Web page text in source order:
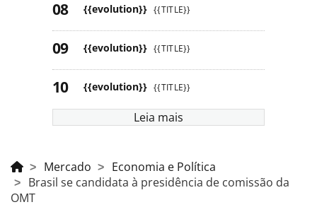
{{evolution}} {{TITLE}}
{{evolution}} {{TITLE}}
{{evolution}} {{TITLE}}
Leia mais
Mercado
Economia e Política
Brasil se candidata à presidência de comissão da
OMT